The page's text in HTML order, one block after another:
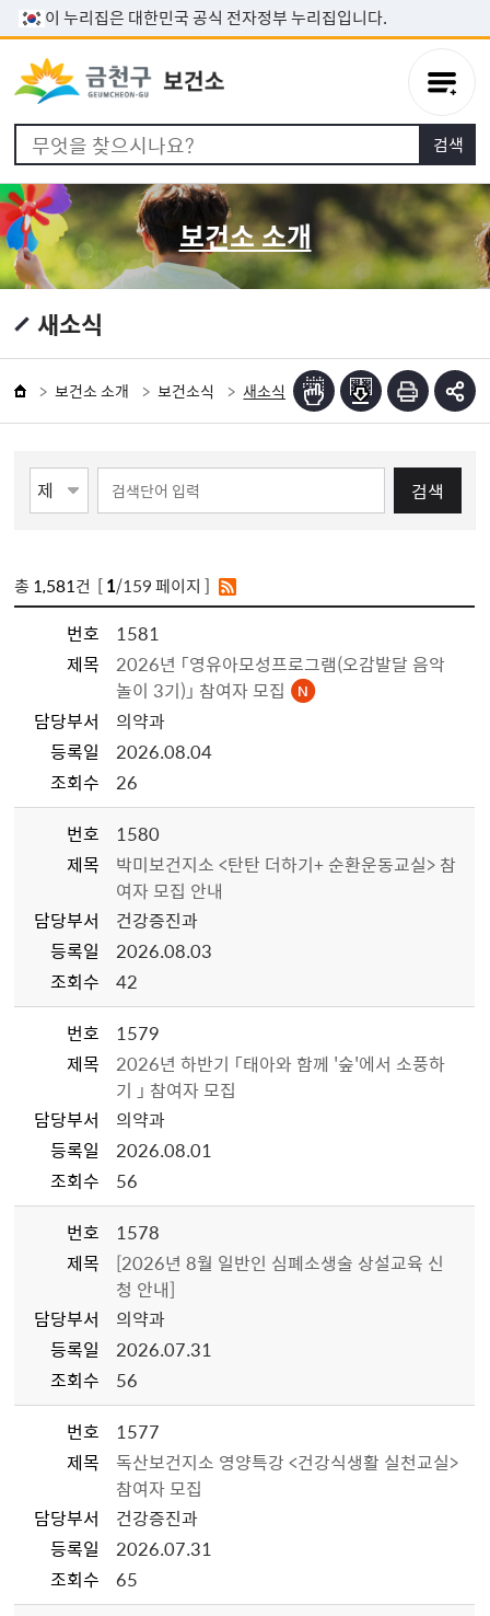
본문 바로가기
이 누리집은 대한민국 공식 전자정부 누리집입니다.
보건소 소개
새소식
보건소 소개 보건소식 새소식
검색
총 1,581건 [1/159 페이지 ]
번호
1581
제목
2026년 「영유아모성프로그램(오감발달 음악
놀이 3기)」 참여자 모집
담당부서
의약과
등록일
2026.08.04
조회수
26
번호
1580
제목
박미보건지소 <탄탄 더하기+ 순환운동교실> 참
여자 모집 안내
담당부서
건강증진과
등록일
2026.08.03
조회수
42
번호
1579
제목
2026년 하반기 「태아와 함께 '숲'에서 소풍하
기 」 참여자 모집
담당부서
의약과
등록일
2026.08.01
조회수
56
번호
1578
제목
[2026년 8월 일반인 심폐소생술 상설교육 신
청 안내]
담당부서
의약과
등록일
2026.07.31
조회수
56
번호
1577
제목
독산보건지소 영양특강 <건강식생활 실천교실>
참여자 모집
담당부서
건강증진과
등록일
2026.07.31
조회수
65